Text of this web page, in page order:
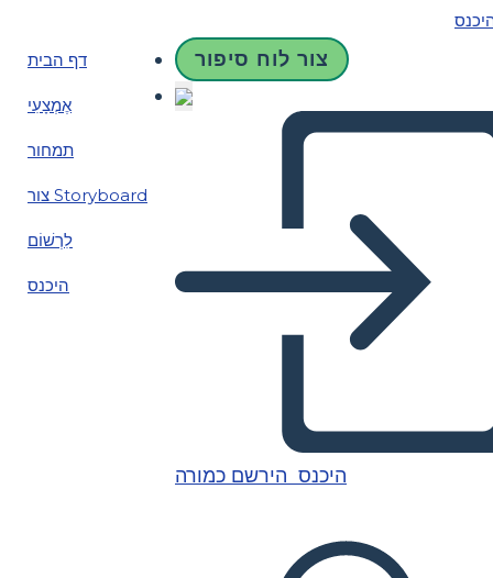
דף הבית
אֶמְצָעִי
תמחור
צור Storyboard
לִרְשׁוֹם
היכנס
צור לוח סיפור
היכנס הירשם כמורה